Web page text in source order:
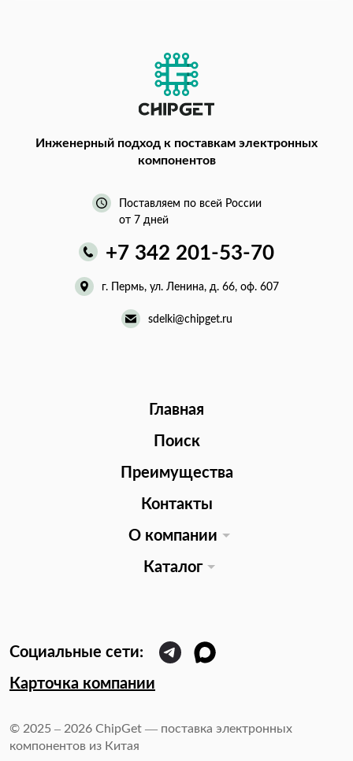
Инженерный подход к поставкам электронных
компонентов
Поставляем по всей России
от 7 дней
+7 342 201-53-70
г. Пермь, ул. Ленина, д. 66, оф. 607
sdelki@chipget.ru
Главная
Поиск
Преимущества
Контакты
О компании
Каталог
Карточка компании
© 2025 – 2026 ChipGet — поставка электронных
компонентов из Китая